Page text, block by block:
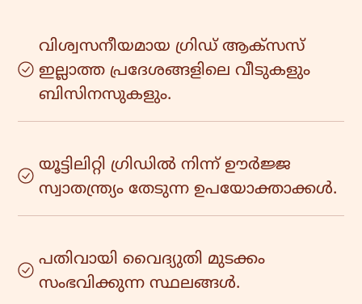
വിശ്വസനീയമായ ഗ്രിഡ് ആക്‌സസ്
ഇല്ലാത്ത പ്രദേശങ്ങളിലെ വീടുകളും
ബിസിനസുകളും.
യൂട്ടിലിറ്റി ഗ്രിഡിൽ നിന്ന് ഊർജ്ജ
സ്വാതന്ത്ര്യം തേടുന്ന ഉപയോക്താക്കൾ.
പതിവായി വൈദ്യുതി മുടക്കം
സംഭവിക്കുന്ന സ്ഥലങ്ങൾ.